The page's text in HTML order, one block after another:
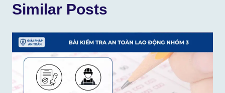
Similar Posts